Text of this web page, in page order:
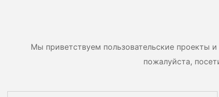
фотоэлектрической
Мы приветствуем пользовательские проекты
пожалуйста,